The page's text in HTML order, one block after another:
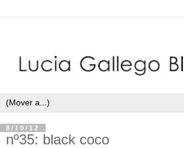
8/10/12
nº35: black coco